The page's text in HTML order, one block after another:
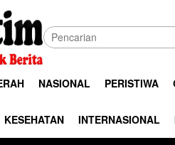
NASIONAL PERISTIWA
KESEHATAN INTERNASIONAL